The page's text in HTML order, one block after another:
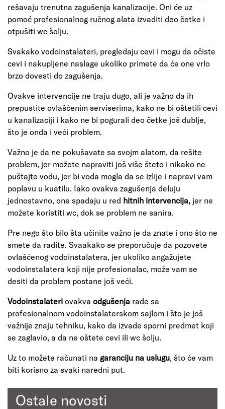
rešavaju trenutna zagušenja kanalizacije. Oni će uz
pomoć profesionalnog ručnog alata izvaditi deo četke i
otpušiti wc šolju.
Svakako vodoinstalateri, pregledaju cevi i mogu da očiste
cevi i nakupljene naslage ukoliko primete da će one vrlo
brzo dovesti do zagušenja.
Ovakve intervencije ne traju dugo, ali je važno da ih
prepustite ovlašćenim serviserima, kako ne bi oštetili cevi
u kanalizaciji i kako ne bi pogurali deo četke još dublje,
što je onda i veći problem.
Važno je da ne pokušavate sa svojm alatom, da rešite
problem, jer možete napraviti još više štete i nikako ne
puštajte vodu, jer bi voda mogla da se izlije i napravi vam
poplavu u kuatilu. Iako ovakva zagušenja deluju
jednostavno, one spadaju u red hitnih intervencija, jer ne
možete koristiti wc, dok se problem ne sanira.
Pre nego što bilo šta učinite važno je da znate i ono što ne
smete da radite. Svaakako se preporučuje da pozovete
ovlašćenog vodoinstalatera, jer ukoliko angažujete
vodoinstalatera koji nije profesionalac, može vam se
desiti da problem postane još veći.
Vodoinstalateri ovakva odgušenja rade sa
profesionalnom vodoinstalaterskom sajlom i što je još
važnije znaju tehniku, kako da izvade sporni predmet koji
se zaglavio, a da ne oštete cevi ili wc šolju.
Uz to možete računati na garanciju na uslugu , što će vam
biti korisno za svaki naredni put.
Ostale novosti